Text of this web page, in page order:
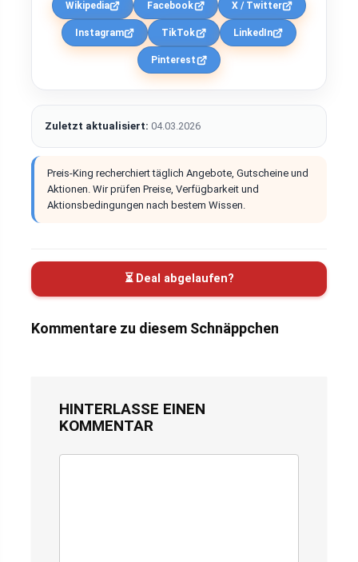
Wikipedia Facebook X / Twitter
Instagram TikTok LinkedIn
Pinterest
Zuletzt aktualisiert: 04.03.2026
Preis-King recherchiert täglich Angebote, Gutscheine und
Aktionen. Wir prüfen Preise, Verfügbarkeit und
Aktionsbedingungen nach bestem Wissen.
⏳ Deal abgelaufen?
Kommentare zu diesem Schnäppchen
HINTERLASSE EINEN
KOMMENTAR